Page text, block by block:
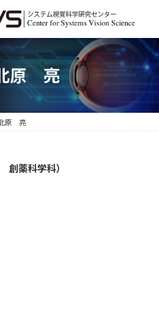
原 亮
原 亮
創薬科学科）